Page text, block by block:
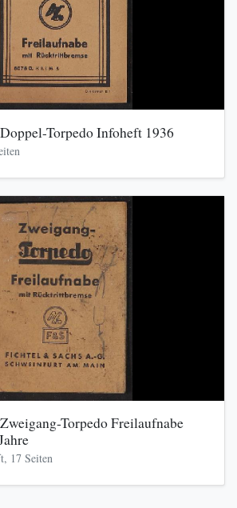
Torpedo Infoheft 1936
Torpedo Freilaufnabe
17 Seiten